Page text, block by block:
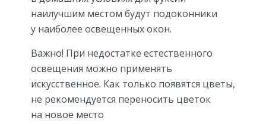
наилучшим местом будут подоконники
у наиболее освещенных окон.
Важно! При недостатке естественного
освещения можно применять
искусственное. Как только появятся цветы,
не рекомендуется переносить цветок
на новое место